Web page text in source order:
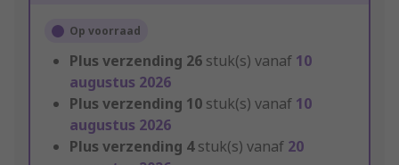
Op voorraad
Plus verzending 26 stuk(s) vanaf 10
augustus 2026
Plus verzending 10 stuk(s) vanaf 10
augustus 2026
Plus verzending 4stuk(s) vanaf 20